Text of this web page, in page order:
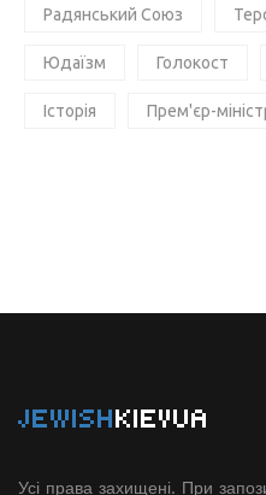
Радянський Союз
Юдаїзм Голокост
Історія Прем'єр-
JEWISHKIEVUA
Усі права захищені. При